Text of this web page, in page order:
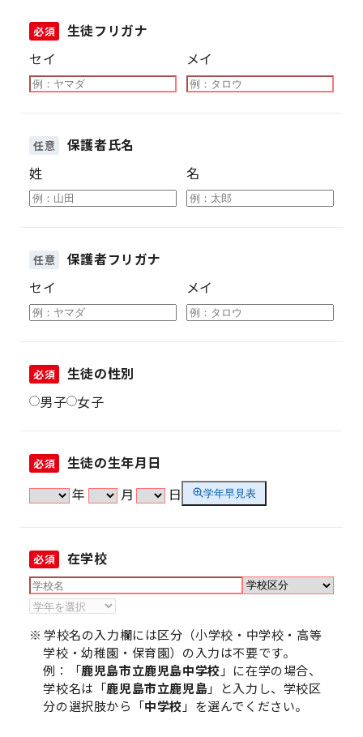
必須
生徒フリガナ
セイ
メイ
任意
保護者氏名
姓
名
任意
保護者フリガナ
セイ
メイ
必須
生徒の性別
男子 女子
必須
生徒の生年月日
年
月 日 学年早見表
必須 在学校
学校名の入力欄には区分（小学校・中学校・高等
学校・幼稚園・保育園）の入力は不要です。
例：「鹿児島市立鹿児島中学校 」に在学の場合、
学校名は「鹿児島市立鹿児島」と入力し、学校区
分の選択肢から「中学校 」を選んでください。